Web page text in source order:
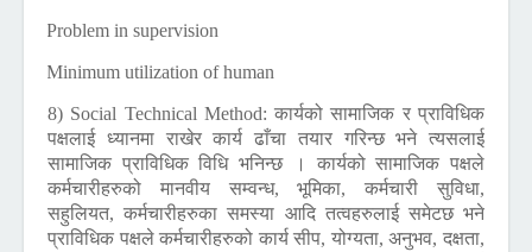
Problem in supervision
Minimum utilization of human
8) Social Technical Method:कार्यको सामाजिक र प्राविधिक
पक्षलाई ध्यानमा राखेर कार्य ढाँचा तयार गरिन्छ भने त्यसलाई
सामाजिक प्राविधिक विधि भनिन्छ । कार्यको सामाजिक पक्षले
कर्मचारीहरुको मानवीय सम्वन्ध, भूमिका, कर्मचारी सुविधा,
सहुलियत, कर्मचारीहरुका समस्या आदि तत्वहरुलाई समेटछ भने
प्राविधिक पक्षले कर्मचारीहरुको कार्य सीप, योग्यता, अनुभव, दक्षता,